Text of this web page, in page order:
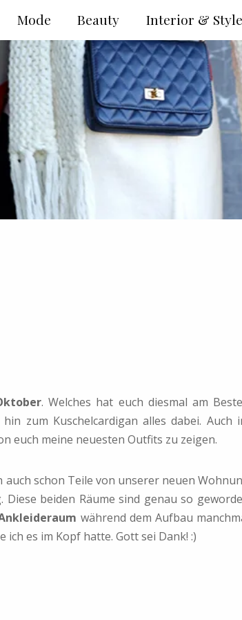
. Welches hat euch diesmal am
zum Kuschelcardigan alles dabei. Auch
euch meine neuesten Outfits zu zeigen.
auch schon Teile von unserer neuen
beiden Räume sind genau so
während dem Aufbau
es im Kopf hatte. Gott sei Dank! :)
Interior & Style
Beauty
Mode